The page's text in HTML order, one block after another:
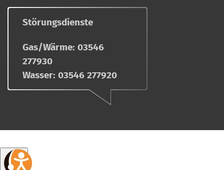
Störungsdienste
Gas/Wärme: 03546
277930
Wasser: 03546 277920